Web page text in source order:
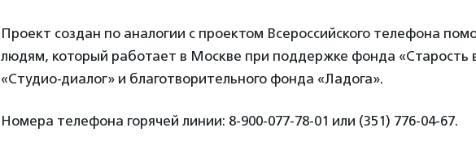
Проект создан по аналогии с проектом Всероссийского телефона
людям, который работает в Москве при поддержке фонда «Старость
«Студио-диалог» и благотворительного фонда «Ладога».
Номера телефона горячей линии: 8-900-077-78-01 или (351) 776-04-67.